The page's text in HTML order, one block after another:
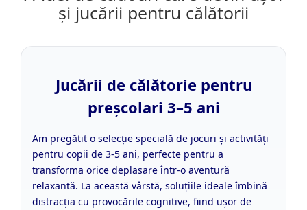
și jucării pentru călătorii
Jucării de călătorie pentru
preșcolari 3–5 ani
Am pregătit o selecție specială de jocuri și activități
pentru copii de 3-5 ani, perfecte pentru a
transforma orice deplasare într-o aventură
relaxantă. La această vârstă, soluțiile ideale îmbină
distracția cu provocările cognitive, fiind ușor de